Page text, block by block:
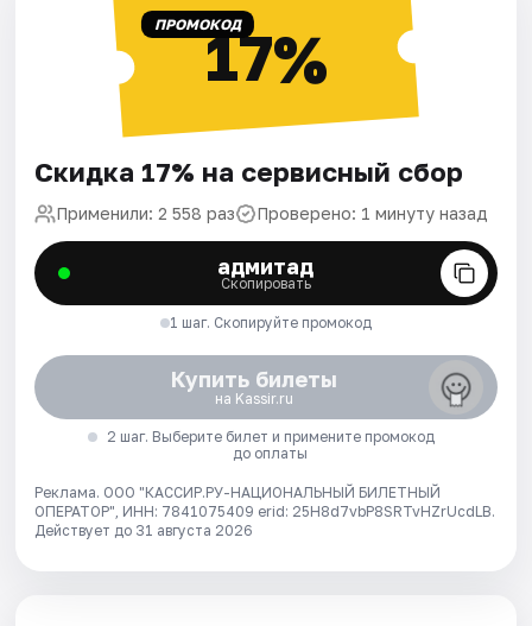
ПРОМОКОД17%
Скидка 17% на сервисный сбор
Применили: 2 558 раз Проверено: 1 минуту назад
адмитад
Скопировать
1 шаг. Скопируйте промокод
Купить билеты
на Kassir.ru
2 шаг. Выберите билет и примените промокод
до оплаты
Реклама. ООО "КАССИР.РУ-НАЦИОНАЛЬНЫЙ БИЛЕТНЫЙ
ОПЕРАТОР", ИНН: 7841075409 erid: 25H8d7vbP8SRTvHZrUcdLB.
Действует до 31 августа 2026